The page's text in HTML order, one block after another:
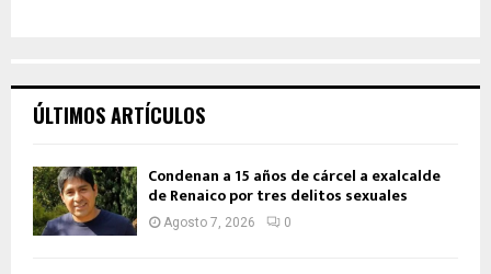
ÚLTIMOS ARTÍCULOS
Condenan a 15 años de cárcel a exalcalde
de Renaico por tres delitos sexuales
Agosto 7, 2026 0